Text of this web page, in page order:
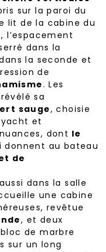
sur la paroi du
lit de la cabine du
l’espacement
dans la
la seconde et
de
. Les
sa
sauge, choisie
et
dont le
donnent au bateau
de
dans la salle
une cabine
revêtue
, et deux
de marbre
sur un long